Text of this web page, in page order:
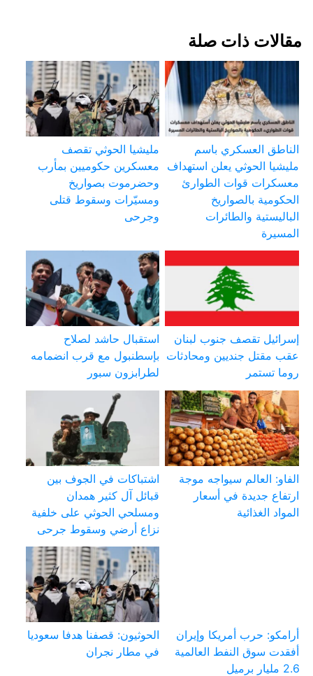
مقالات ذات صلة
الناطق العسكري باسم
مليشيا الحوثي يعلن استهداف
معسكرات قوات الطوارئ
الحكومية بالصواريخ
الباليستية والطائرات
المسيرة
مليشيا الحوثي تقصف
معسكرين حكوميين بمأرب
وحضرموت بصواريخ
ومسيّرات وسقوط قتلى
وجرحى
إسرائيل تقصف جنوب لبنان
عقب مقتل جنديين ومحادثات
روما تستمر
استقبال حاشد لصلاح
بإسطنبول مع قرب انضمامه
لطرابزون سبور
الفاو: العالم سيواجه موجة
ارتفاع جديدة في أسعار
المواد الغذائية
اشتباكات في الجوف بين
قبائل آل كثير همدان
ومسلحي الحوثي على خلفية
نزاع أرضي وسقوط جرحى
أرامكو: حرب أمريكا وإيران
أفقدت سوق النفط العالمية
2.6 مليار برميل
الحوثيون: قصفنا هدفا سعوديا
في مطار نجران